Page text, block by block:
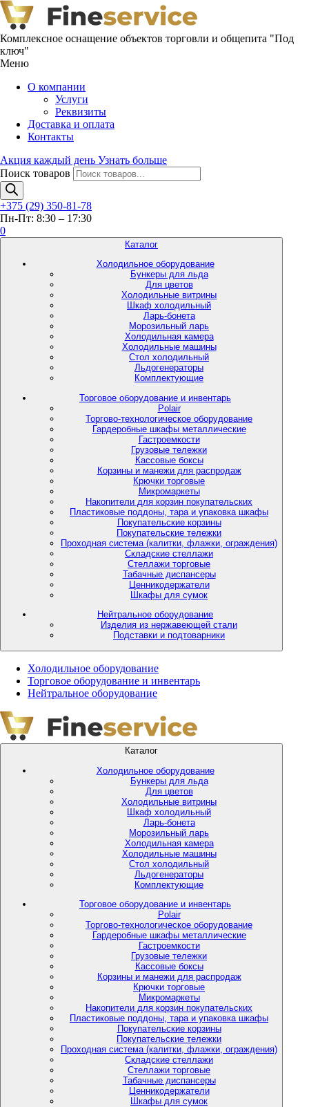
Комплексное оснащение объектов торговли и общепита "Под
ключ"
Меню
О компании
Услуги
Реквизиты
Доставка и оплата
Контакты
Акция каждый день Узнать больше
Поиск товаров
+375 (29) 350-81-78
Пн-Пт: 8:30 – 17:30
0
Каталог
Холодильное оборудование
Бункеры для льда
Для цветов
Холодильные витрины
Шкаф холодильный
Ларь-бонета
Морозильный ларь
Холодильная камера
Холодильные машины
Стол холодильный
Льдогенераторы
Комплектующие
Торговое оборудование и инвентарь
Polair
Торгово-технологическое оборудование
Гардеробные шкафы металлические
Гастроемкости
Грузовые тележки
Кассовые боксы
Корзины и манежи для распродаж
Крючки торговые
Микромаркеты
Накопители для корзин покупательских
Пластиковые поддоны, тара и упаковка шкафы
Покупательские корзины
Покупательские тележки
Проходная система (калитки, флажки, ограждения)
Складские стеллажи
Стеллажи торговые
Табачные диспансеры
Ценникодержатели
Шкафы для сумок
Нейтральное оборудование
Изделия из нержавеющей стали
Подставки и подтоварники
Холодильное оборудование
Торговое оборудование и инвентарь
Нейтральное оборудование
Каталог
Холодильное оборудование
Бункеры для льда
Для цветов
Холодильные витрины
Шкаф холодильный
Ларь-бонета
Морозильный ларь
Холодильная камера
Холодильные машины
Стол холодильный
Льдогенераторы
Комплектующие
Торговое оборудование и инвентарь
Polair
Торгово-технологическое оборудование
Гардеробные шкафы металлические
Гастроемкости
Грузовые тележки
Кассовые боксы
Корзины и манежи для распродаж
Крючки торговые
Микромаркеты
Накопители для корзин покупательских
Пластиковые поддоны, тара и упаковка шкафы
Покупательские корзины
Покупательские тележки
Проходная система (калитки, флажки, ограждения)
Складские стеллажи
Стеллажи торговые
Табачные диспансеры
Ценникодержатели
Шкафы для сумок